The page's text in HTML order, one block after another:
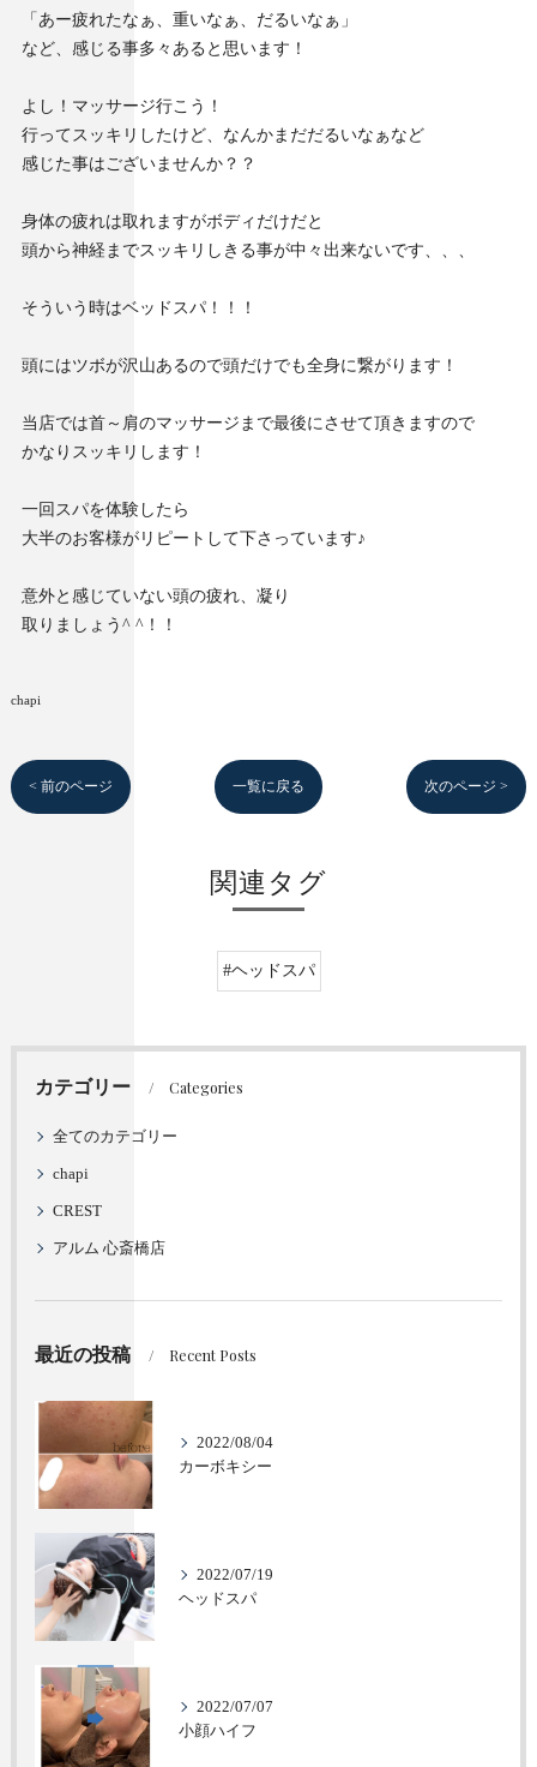
「あー疲れたなぁ、重いなぁ、だるいなぁ」
など、感じる事多々あると思います！
よし！マッサージ行こう！
行ってスッキリしたけど、なんかまだだるいなぁなど
感じた事はございませんか？？
身体の疲れは取れますがボディだけだと
頭から神経までスッキリしきる事が中々出来ないです、、、
そういう時はベッドスパ！！！
頭にはツボが沢山あるので頭だけでも全身に繋がります！
当店では首～肩のマッサージまで最後にさせて頂きますので
かなりスッキリします！
一回スパを体験したら
大半のお客様がリピートして下さっています♪
意外と感じていない頭の疲れ、凝り
取りましょう^ ^！！
chapi
< 前のページ 一覧に戻る 次のページ >
関連タグ
#ヘッドスパ
カテゴリー Categories
全てのカテゴリー
chapi
CREST
アルム 心斎橋店
最近の投稿 Recent Posts
2022/08/04
カーボキシー
2022/07/19
ヘッドスパ
2022/07/07
小顔ハイフ